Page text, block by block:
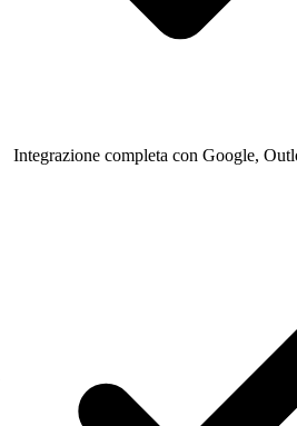
Integrazione completa con Google,